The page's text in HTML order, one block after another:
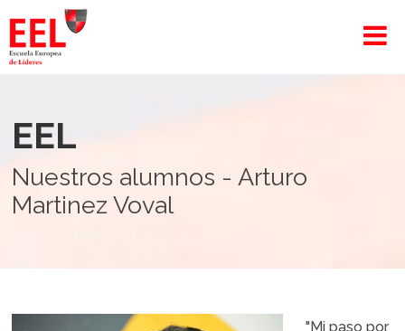
EEL
Nuestros alumnos - Arturo
Martinez Voval
"Mi paso por